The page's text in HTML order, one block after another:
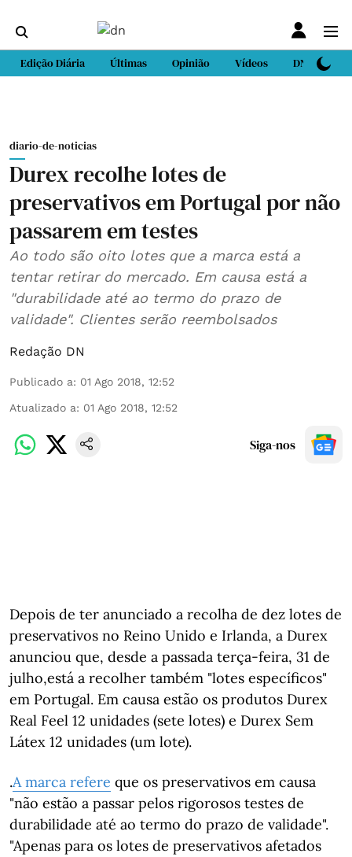
Edição Diária Últimas Opinião Vídeos DN Sport
diario-de-noticias
Durex recolhe lotes de
preservativos em Portugal por não
passarem em testes
Ao todo são oito lotes que a marca está a
tentar retirar do mercado. Em causa está a
"durabilidade até ao termo do prazo de
validade". Clientes serão reembolsados
Redação DN
Publicado a: 01 Ago 2018, 12:52
Atualizado a: 01 Ago 2018, 12:52
Siga-nos
Depois de ter anunciado a recolha de dez lotes de
preservativos no Reino Unido e Irlanda, a Durex
anunciou que, desde a passada terça-feira, 31 de
julho,está a recolher também "lotes específicos"
em Portugal. Em causa estão os produtos Durex
Real Feel 12 unidades (sete lotes) e Durex Sem
Látex 12 unidades (um lote).
.A marca refere que os preservativos em causa
"não estão a passar pelos rigorosos testes de
durabilidade até ao termo do prazo de validade".
"Apenas para os lotes de preservativos afetados